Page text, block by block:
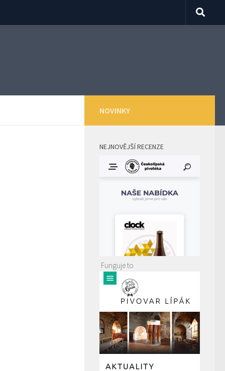
NOVINKY
NEJNOVĚJŠÍ RECENZE
Funguje to